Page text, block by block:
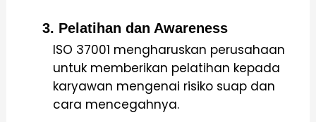
3. Pelatihan dan Awareness
ISO 37001 mengharuskan perusahaan
untuk memberikan pelatihan kepada
karyawan mengenai risiko suap dan
cara mencegahnya.